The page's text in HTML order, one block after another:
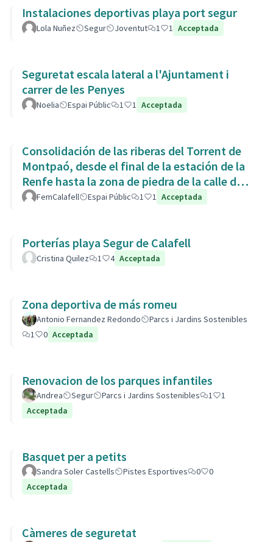
Instalaciones deportivas playa port segur
Lola Nuñez Segur Joventut 1 1 Acceptada
Seguretat escala lateral a l'Ajuntament i
carrer de les Penyes
Noelia Espai Públic 1 1 Acceptada
Consolidación de las riberas del Torrent de
Montpaó, desde el final de la estación de la
Renfe hasta la zona de piedra de la calle de
L’Estany.
FemCalafell Espai Públic 1 1 Acceptada
Porterías playa Segur de Calafell
Cristina Quilez 1 4 Acceptada
Zona deportiva de más romeu
Antonio Fernandez Redondo
Parcs i Jardins Sostenibles
1
0 Acceptada
Renovacion de los parques infantiles
Andrea Segur Parcs i Jardins Sostenibles 1
1
Acceptada
Basquet per a petits
Sandra Soler Castells Pistes Esportives 0
0
Acceptada
Càmeres de seguretat